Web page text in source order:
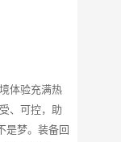
体验充满热
、可控，助
是梦。装备回